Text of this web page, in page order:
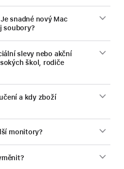
snadné nový Mac
soubory?
slevy nebo akční
škol, rodiče
a kdy zboží
monitory?